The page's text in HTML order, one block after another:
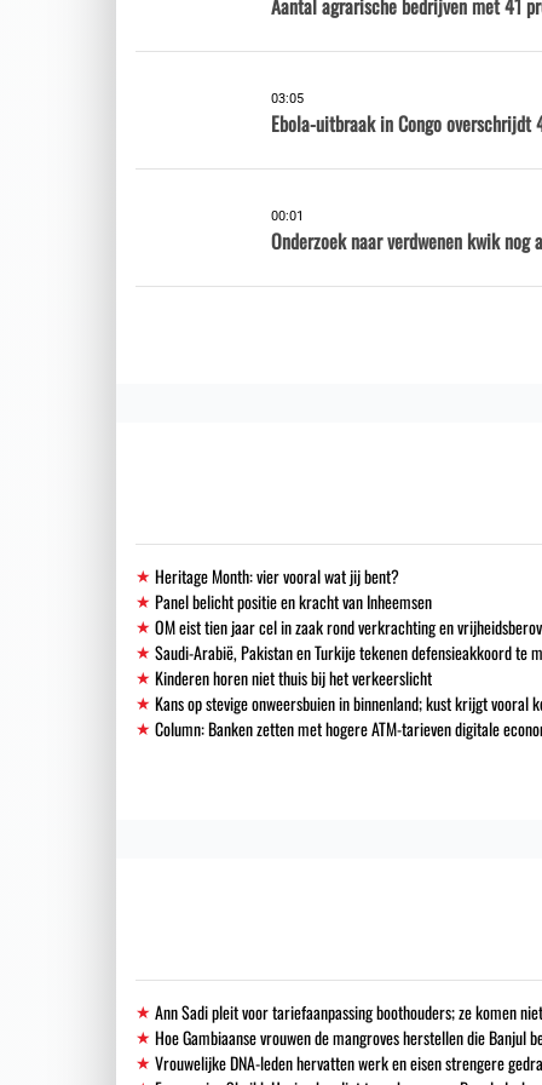
Aantal agrarische bedrijven met 41
03:05
Ebola-uitbraak in Congo overschrijdt
00:01
Onderzoek naar verdwenen kwik
Heritage Month: vier vooral wat jij bent?
Panel belicht positie en kracht van Inheemsen
OM eist tien jaar cel in zaak rond verkrachting en
Saudi-Arabië, Pakistan en Turkije tekenen defensieakkoord te
Kinderen horen niet thuis bij het verkeerslicht
Kans op stevige onweersbuien in binnenland; kust krijgt vooral
Column: Banken zetten met hogere ATM-tarieven digitale
Ann Sadi pleit voor tariefaanpassing boothouders; ze komen
Hoe Gambiaanse vrouwen de mangroves herstellen die Banjul
Vrouwelijke DNA-leden hervatten werk en eisen strengere